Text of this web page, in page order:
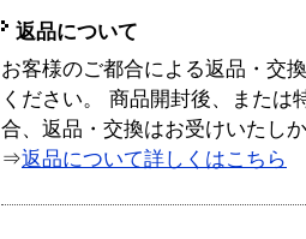
返品について
お客様のご都合による返品・交
ください。 商品開封後、または
合、返品・交換はお受けいたし
⇒返品について詳しくはこちら